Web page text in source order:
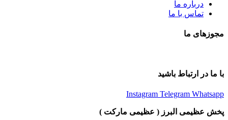
درباره ما
تماس با ما
مجوزهای ما
با ما در ارتباط باشید
Instagram Telegram Whatsapp
پخش عظیمی البرز ( عظیمی مارکت )